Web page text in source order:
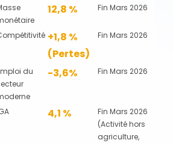
12,8 % Fin Mars 2026
+1,8 %
(Pertes)
Fin Mars 2026
du
-3,6% Fin Mars 2026
4,1 %
Fin Mars 2026
(Activité hors
agriculture,